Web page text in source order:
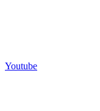
Youtube